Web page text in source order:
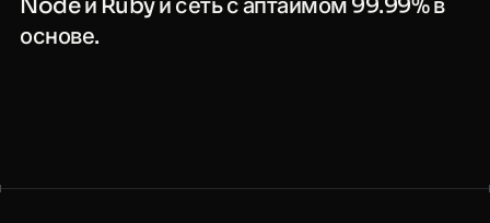
Node и Ruby и сеть с аптаймом 99.99% в
основе.